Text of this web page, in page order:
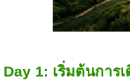
Day 1: เริ่มต้นการ